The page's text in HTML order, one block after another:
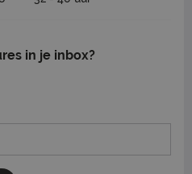
in je inbox?